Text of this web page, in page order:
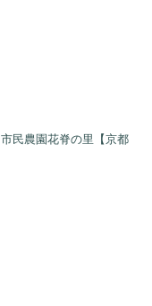
市民農園花脊の里【京都